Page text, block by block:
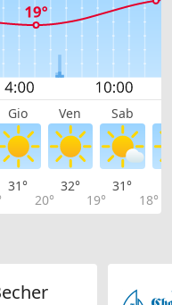
Gio Ven Sab
31°
20°
32°
19°
31°
18°